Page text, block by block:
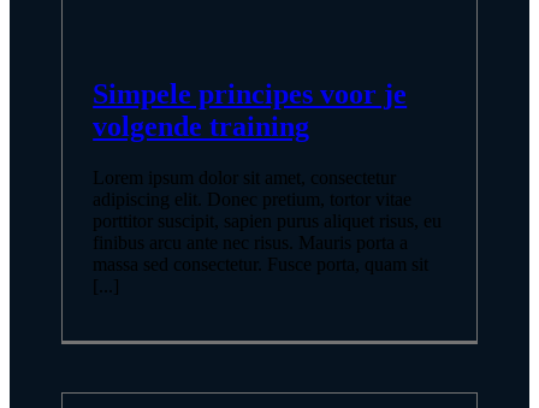
Simpele principes voor je
volgende training
Lorem ipsum dolor sit amet, consectetur
adipiscing elit. Donec pretium, tortor vitae
porttitor suscipit, sapien purus aliquet risus, eu
finibus arcu ante nec risus. Mauris porta a
massa sed consectetur. Fusce porta, quam sit
[...]